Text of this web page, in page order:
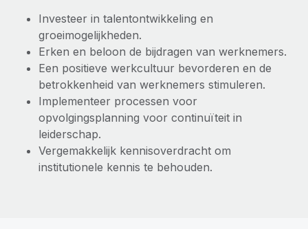
Investeer in talentontwikkeling en
groeimogelijkheden.
Erken en beloon de bijdragen van werknemers.
Een positieve werkcultuur bevorderen en de
betrokkenheid van werknemers stimuleren.
Implementeer processen voor
opvolgingsplanning voor continuïteit in
leiderschap.
Vergemakkelijk kennisoverdracht om
institutionele kennis te behouden.